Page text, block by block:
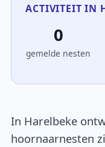
ACTIVITEIT IN
0
gemelde nesten
In Harelbeke
hoornaarnesten